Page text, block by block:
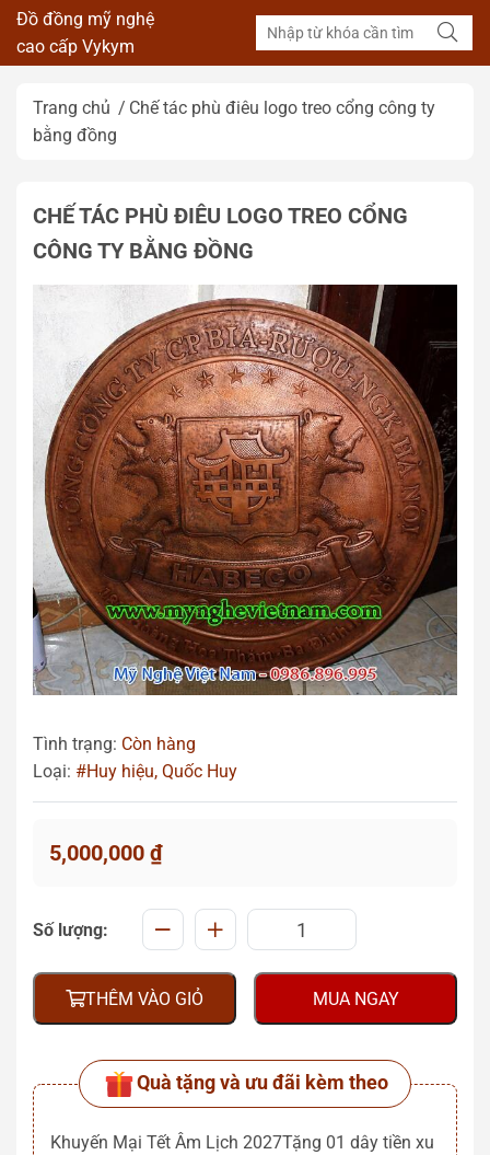
Đồ đồng mỹ nghệ
cao cấp Vykym
Trang chủ
Chế tác phù điêu logo treo cổng công ty
bằng đồng
CHẾ TÁC PHÙ ĐIÊU LOGO TREO CỔNG
CÔNG TY BẰNG ĐỒNG
Tình trạng: Còn hàng
Loại: #Huy hiệu, Quốc Huy
5,000,000 ₫
Số lượng:
THÊM VÀO GIỎ MUA NGAY
Quà tặng và ưu đãi kèm theo
Khuyến Mại Tết Âm Lịch 2027Tặng 01 dây tiền xu